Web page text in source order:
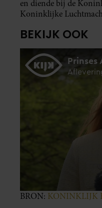
en diende bij de
Koninklijke
BEKIJK OOK
BRON: KONINKLIJK